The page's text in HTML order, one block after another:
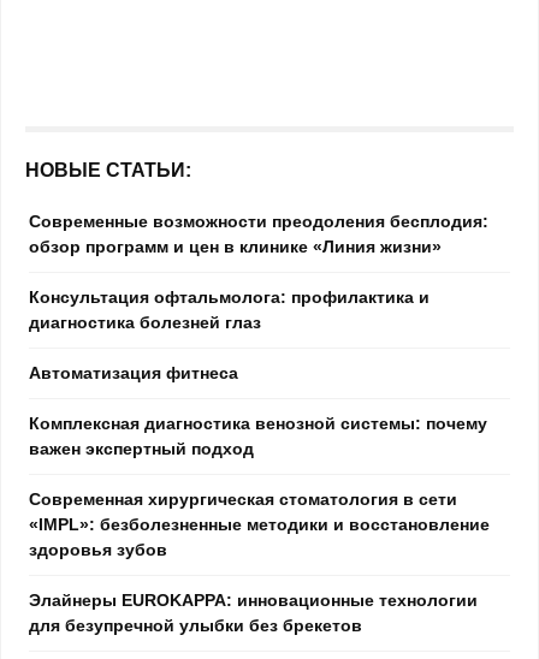
НОВЫЕ СТАТЬИ:
Современные возможности преодоления бесплодия:
обзор программ и цен в клинике «Линия жизни»
Консультация офтальмолога: профилактика и
диагностика болезней глаз
Автоматизация фитнеса
Комплексная диагностика венозной системы: почему
важен экспертный подход
Современная хирургическая стоматология в сети
«IMPL»: безболезненные методики и восстановление
здоровья зубов
Элайнеры EUROKAPPA: инновационные технологии
для безупречной улыбки без брекетов